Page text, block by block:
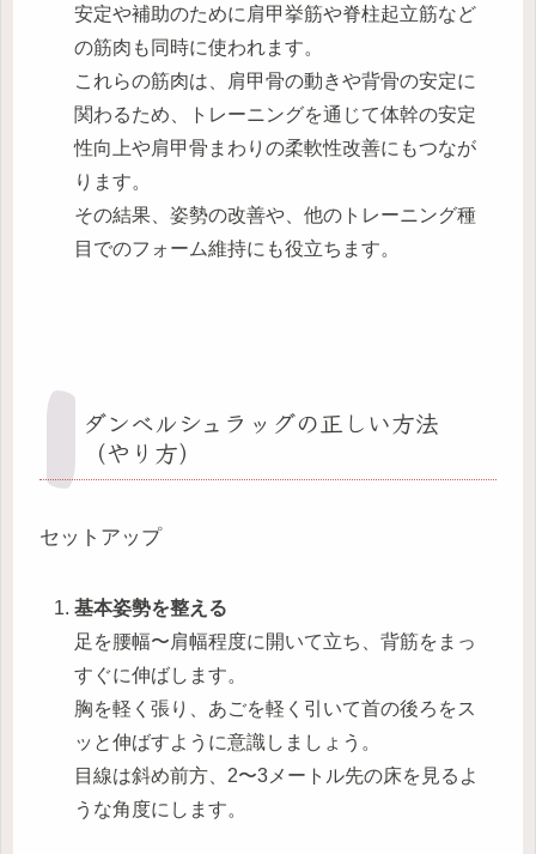
安定や補助のために肩甲挙筋や脊柱起立筋など
の筋肉も同時に使われます。
これらの筋肉は、肩甲骨の動きや背骨の安定に
関わるため、トレーニングを通じて体幹の安定
性向上や肩甲骨まわりの柔軟性改善にもつなが
ります。
その結果、姿勢の改善や、他のトレーニング種
目でのフォーム維持にも役立ちます。
ダンベルシュラッグの正しい方法
（やり方）
セットアップ
基本姿勢を整える
足を腰幅〜肩幅程度に開いて立ち、背筋をまっ
すぐに伸ばします。
胸を軽く張り、あごを軽く引いて首の後ろをス
ッと伸ばすように意識しましょう。
目線は斜め前方、2〜3メートル先の床を見るよ
うな角度にします。